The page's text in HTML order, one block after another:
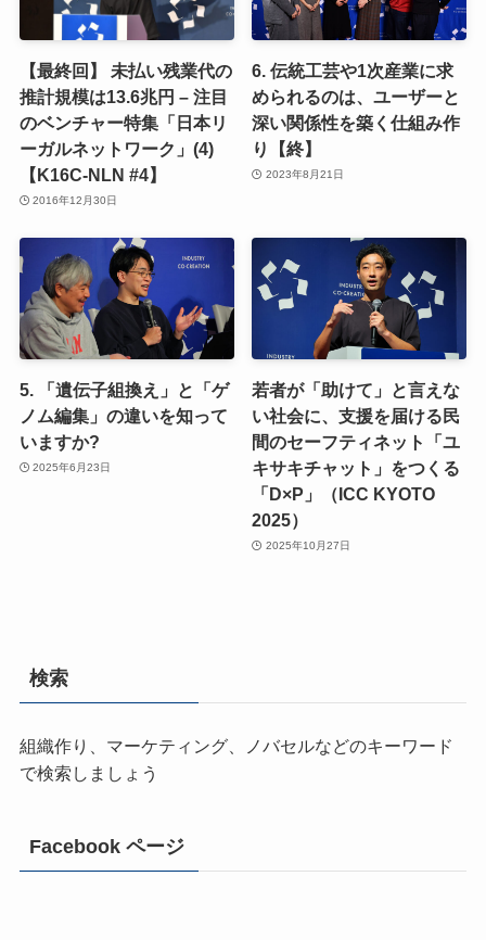
【最終回】 未払い残業代の
推計規模は13.6兆円 – 注目
のベンチャー特集「日本リ
ーガルネットワーク」(4)
【K16C-NLN #4】
2016年12月30日
6. 伝統工芸や1次産業に求
められるのは、ユーザーと
深い関係性を築く仕組み作
り【終】
2023年8月21日
5. 「遺伝子組換え」と「ゲ
ノム編集」の違いを知って
いますか?
2025年6月23日
若者が「助けて」と言えな
い社会に、支援を届ける民
間のセーフティネット「ユ
キサキチャット」をつくる
「D×P」（ICC KYOTO
2025）
2025年10月27日
検索
組織作り、マーケティング、ノバセルなどのキーワード
で検索しましょう
Facebook ページ